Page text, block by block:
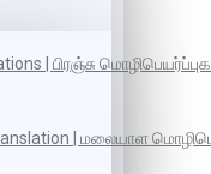
| பிரஞ்சு
| மலையாள